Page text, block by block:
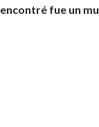
encontré fue un